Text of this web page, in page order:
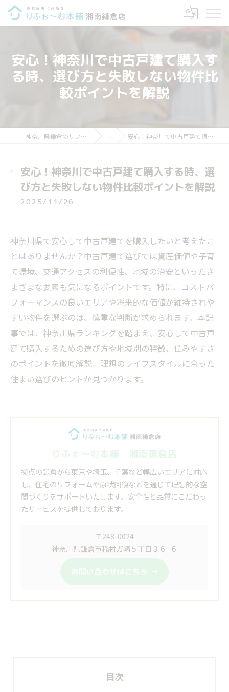
安心！神奈川で中古戸建て購入す
る時、選び方と失敗しない物件比
較ポイントを解説
神奈川県鎌倉のリフォームならりふぉ～む本舗 湘南鎌倉店 コラム 安心！神奈川で中古戸建て購入する時、選び方と失敗しない物件比較ポイントを解説
安心！神奈川で中古戸建て購入する時、選
び方と失敗しない物件比較ポイントを解説
2025/11/26
神奈川県で安心して中古戸建てを購入したいと考えたこ
とはありませんか？中古戸建て選びでは資産価値や子育
て環境、交通アクセスの利便性、地域の治安といったさ
まざまな要素も気になるポイントです。特に、コストパ
フォーマンスの良いエリアや将来的な価値が維持されや
すい物件を選ぶのは、慎重な判断が求められます。本記
事では、神奈川県ランキングを踏まえ、安心して中古戸
建て購入するための選び方や地域別の特徴、住みやすさ
のポイントを徹底解説。理想のライフスタイルに合った
住まい選びのヒントが見つかります。
りふぉ～む本舗 湘南鎌倉店
拠点の鎌倉から東京や埼玉、千葉など幅広いエリアに対応
し、住宅のリフォームや原状回復などを通じて理想的な空
間づくりをサポートいたします。安全性と品質にこだわっ
たサービスを提供しております。
〒248-0024
神奈川県鎌倉市稲村ガ崎５丁目３６−６
お問い合わせはこちら
目次